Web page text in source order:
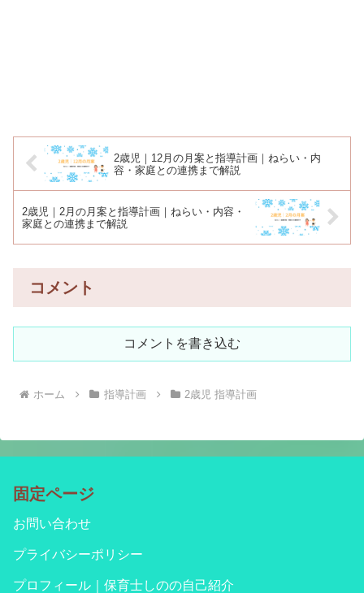
2歳児｜12月の月案と指導計画｜ねらい・内
容・家庭との連携まで解説
2歳児｜2月の月案と指導計画｜ねらい・内容・
家庭との連携まで解説
コメント
コメントを書き込む
ホーム 指導計画 2歳児 指導計画
固定ページ
お問い合わせ
プライバシーポリシー
プロフィール｜保育士しのの自己紹介